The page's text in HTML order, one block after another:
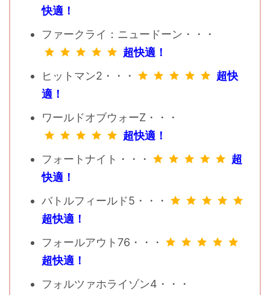
快適！
ファークライ：ニュードーン・・・
超快適！
ヒットマン2・・・
超快
適！
ワールドオブウォーZ・・・
超快適！
フォートナイト・・・
超
快適！
バトルフィールド5・・・
超快適！
フォールアウト76・・・
超快適！
フォルツァホライゾン4・・・